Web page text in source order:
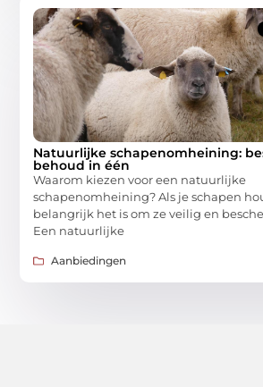
Natuurlijke schapenomheining:
behoud in één
Waarom kiezen voor een natuurlijke
schapenomheining? Als je schapen
belangrijk het is om ze veilig en
Een natuurlijke
Aanbiedingen